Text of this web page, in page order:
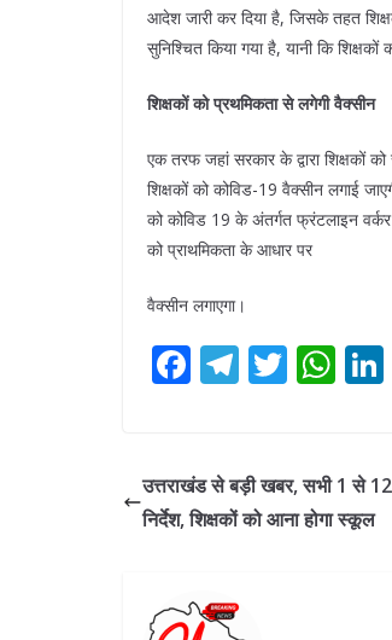
आदेश जारी कर दिया है, जिसके तहत
सुनिश्चित किया गया है, यानी कि
शिक्षकों को प्रथमिकता से लगेगी वैक्सीन
एक तरफ जहां सरकार के द्वारा शिक्षकों
शिक्षकों को कोविड-19 वैक्सीन लगाई
को कोविड 19 के अंतर्गत फ्रंटलाइन
को प्राथमिकता के आधार पर
वैक्सीन लगाएगा।
F
b
o
k
T
gr
a
T
er
W
s
A
उत्तराखंड से बड़ी खबर, सभी 1 से
निर्देश, शिक्षकों को आना होगा स्कूल